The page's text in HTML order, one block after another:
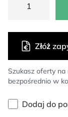
Szukasz oferty na
bezpośrednio w
Złóż
Dodaj do